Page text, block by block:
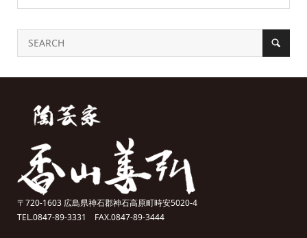
〒720-1603 広島県神石郡神石高原町時安5020-4
TEL.0847-89-3331 FAX.0847-89-3444